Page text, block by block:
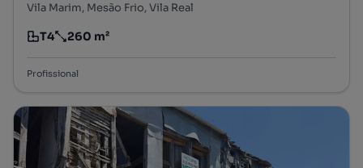
Vila Marim, Mesão Frio, Vila Real
Tipologia
T4
Preço por metro quadrado
260 m²
Profissional